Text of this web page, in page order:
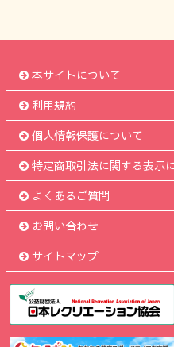
本サイトについて
利用規約
個人情報保護について
特定商取引法に関する表示
よくあるご質問
お問い合わせ
サイトマップ